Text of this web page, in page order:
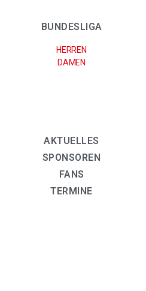
BUNDESLIGA
HERREN
DAMEN
AKTUELLES
SPONSOREN
FANS
TERMINE